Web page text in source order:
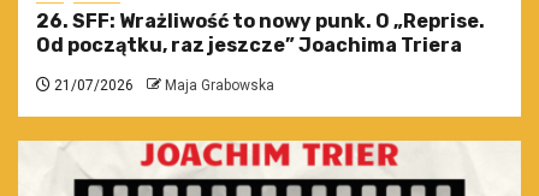
26. SFF: Wrażliwość to nowy punk. O „Reprise.
Od początku, raz jeszcze” Joachima Triera
21/07/2026 Maja Grabowska